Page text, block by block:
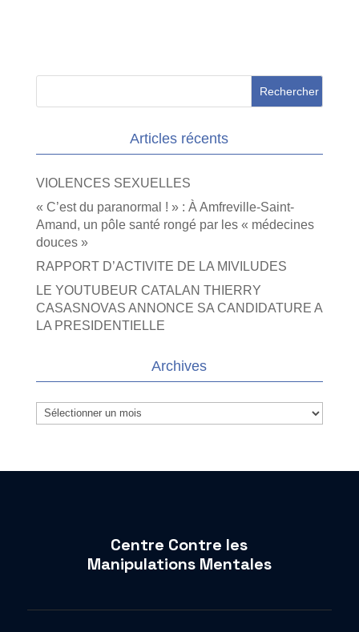
Articles récents
VIOLENCES SEXUELLES
« C’est du paranormal ! » : À Amfreville-Saint-
Amand, un pôle santé rongé par les « médecines
douces »
RAPPORT D’ACTIVITE DE LA MIVILUDES
LE YOUTUBEUR CATALAN THIERRY
CASASNOVAS ANNONCE SA CANDIDATURE A
LA PRESIDENTIELLE
Archives
Archives
Centre Contre les
Manipulations Mentales